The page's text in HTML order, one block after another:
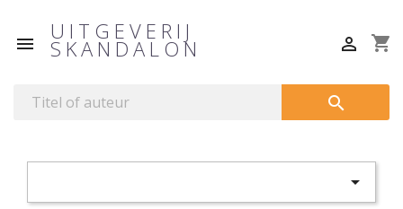
 shopping_cart

UITGEVERIJ
SKANDALON

